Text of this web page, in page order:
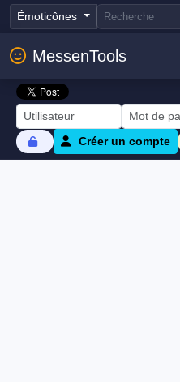
Émoticônes
MessenTools
Créer un compte